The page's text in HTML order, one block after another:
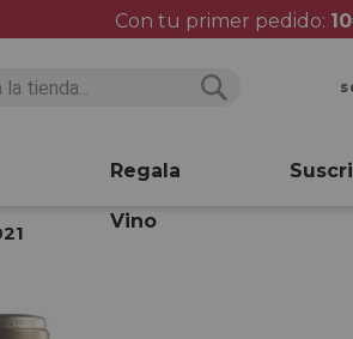
Con tu primer pedido:
Regala
Vino